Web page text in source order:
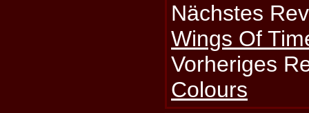
Nächstes
Wings Of
Vorheriges
Colours